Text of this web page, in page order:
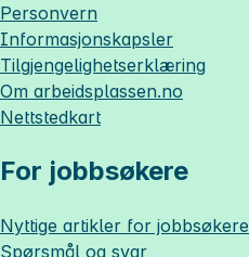
Personvern
Informasjonskapsler
Tilgjengelighetserklæring
Om arbeidsplassen.no
Nettstedkart
For jobbsøkere
Nyttige artikler for jobbsøkere
Spørsmål og svar